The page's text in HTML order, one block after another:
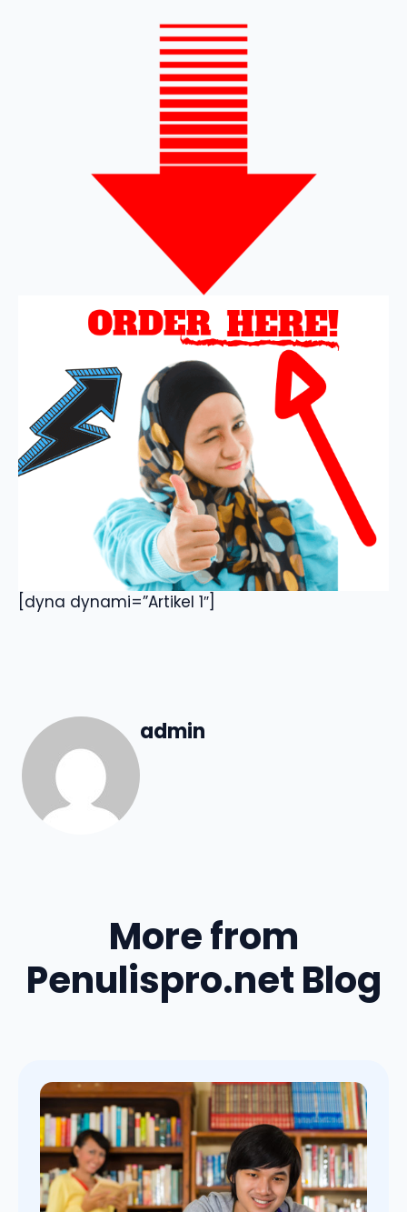
[dyna dynami=”Artikel 1″]
admin
More from
Penulispro.net Blog